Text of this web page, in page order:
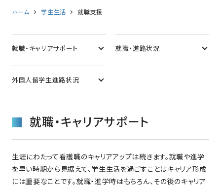
ホーム 学生生活 就職支援
就職・キャリアサポート 就職・進路状況
外国人留学生進路状況
就職・キャリアサポート
生涯にわたって看護職のキャリアアップは続きます。就職や進学
を早い時期から見据えて、学生生活を過ごすことはキャリア形成
には重要なことです。就職・進学時はもちろん、その後のキャリア